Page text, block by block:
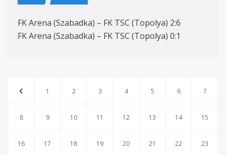
FK Arena (Szabadka) – FK TSC (Topolya) 2:6
FK Arena (Szabadka) – FK TSC (Topolya) 0:1
1 2 3 4 5 6 7
8 9 10 11 12 13 14 15
16 17 18 19 20 21 22 23